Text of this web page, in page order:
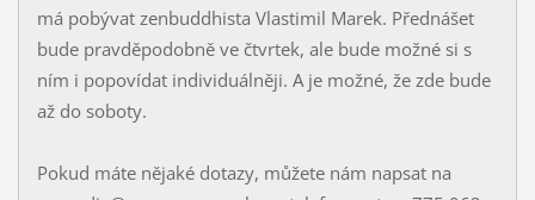
má pobývat zenbuddhista Vlastimil Marek. Přednášet
bude pravděpodobně ve čtvrtek, ale bude možné si s
ním i popovídat individuálněji. A je možné, že zde bude
až do soboty.
Pokud máte nějaké dotazy, můžete nám napsat na